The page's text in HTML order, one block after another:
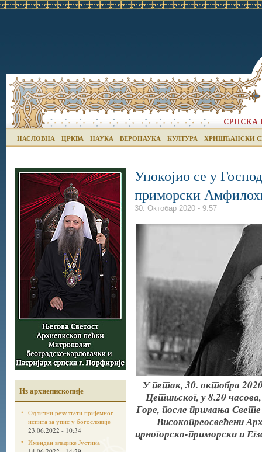
НАСЛОВНА ЦРКВА НАУКА ВЕРОНАУКА КУЛТУРА ХРИШЋАНСКИ
Из архиепископије
Одлични резултати пријемног
испита за упис у богословије
23.06.2022 - 10:34
Имендан владике Јустина
Упокојио се у
приморски
30. Октобар 2020 - 9:57
У петак, 30. октобра
Цетињског, у 8.20
Горе, после примања Свете
Високопреосвећени
црногорско-приморски и